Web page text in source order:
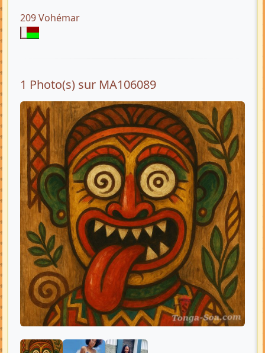
209 Vohémar
1 Photo(s) sur MA106089